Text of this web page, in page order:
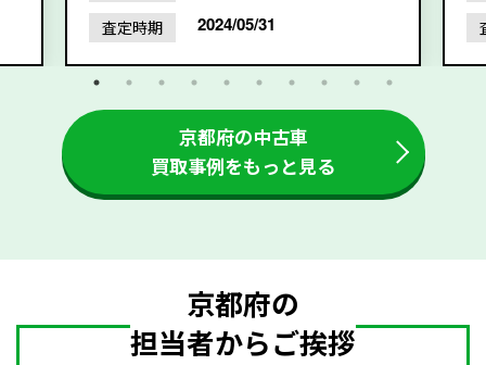
査定時期 2024/05/31
京都府の中古車
買取事例をもっと見る
京都府の
担当者からご挨拶